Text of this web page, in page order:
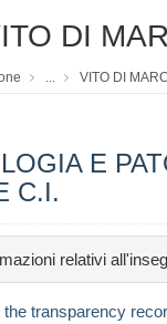
DI
... VITO DI
E
C.I.
relativi
the transparency